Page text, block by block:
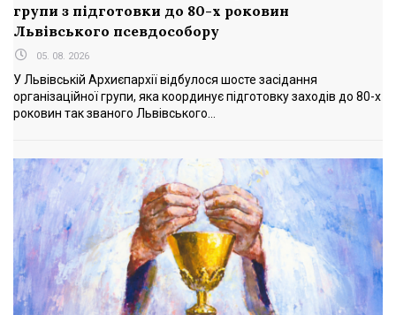
групи з підготовки до 80-х роковин
Львівського псевдособору
05. 08. 2026
У Львівській Архиєпархії відбулося шосте засідання
організаційної групи, яка координує підготовку заходів до 80-х
роковин так званого Львівського...